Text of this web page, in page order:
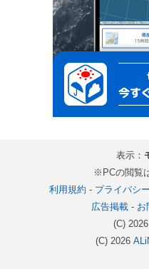
表示：
※PCの閲覧
利用規約 - プライバシ
広告掲載- お
(C) 2026
(C) 2026